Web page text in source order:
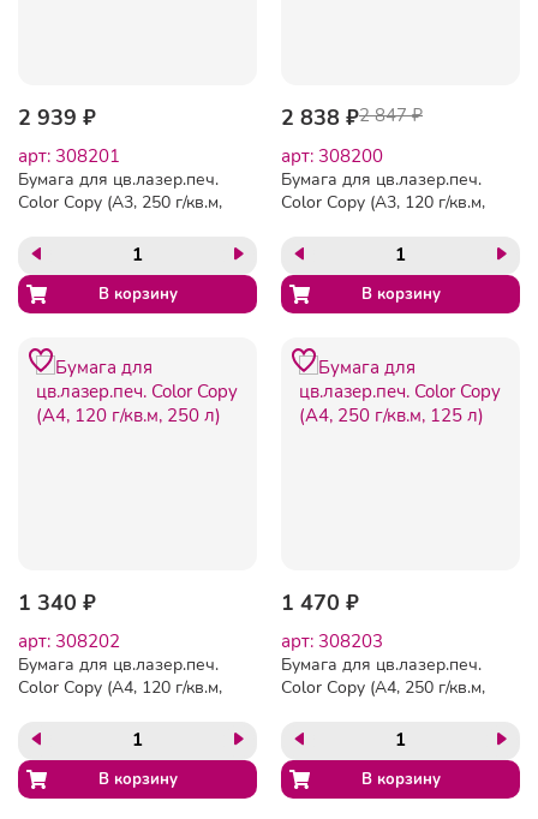
2 939 ₽
арт: 308201
Бумага для цв.лазер.печ.
Color Copy (А3, 250 г/кв.м,
2 838 ₽2 847 ₽
арт: 308200
Бумага для цв.лазер.печ.
Color Copy (А3, 120 г/кв.м,
1 340 ₽
арт: 308202
Бумага для цв.лазер.печ.
Color Copy (А4, 120 г/кв.м,
1 470 ₽
арт: 308203
Бумага для цв.лазер.печ.
Color Copy (А4, 250 г/кв.м,